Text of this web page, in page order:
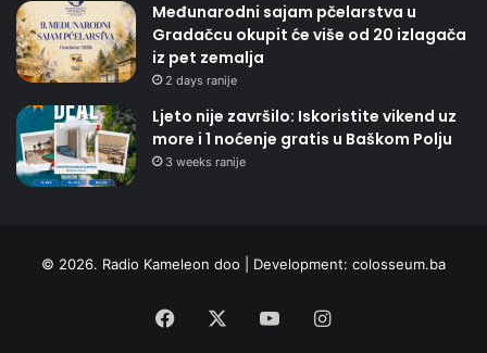
Međunarodni sajam pčelarstva u
Gradačcu okupit će više od 20 izlagača
iz pet zemalja
2 days ranije
Ljeto nije završilo: Iskoristite vikend uz
more i 1 noćenje gratis u Baškom Polju
3 weeks ranije
© 2026. Radio Kameleon doo | Development: colosseum.ba
Facebook YouTubeInstagram